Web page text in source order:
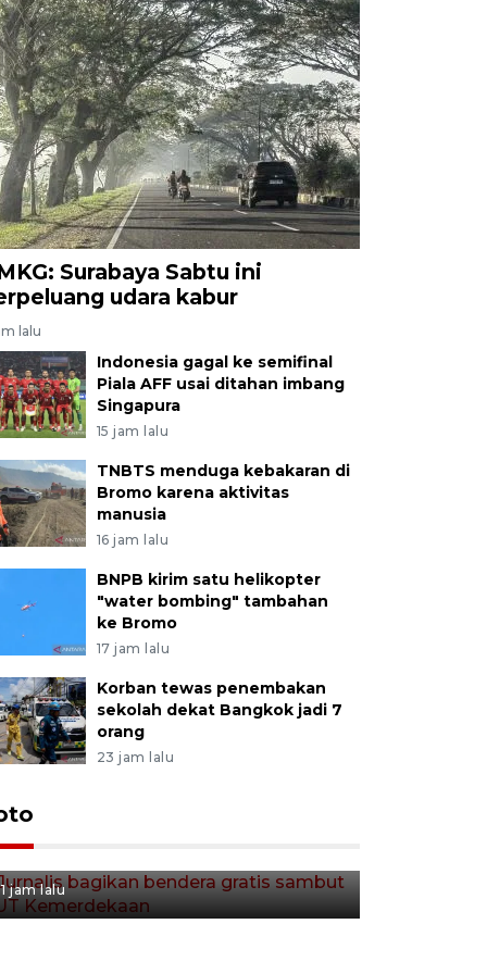
Surabaya Sabtu ini
udara kabur
lalu
Indonesia gagal ke semifinal
Piala AFF usai ditahan imbang
Singapura
15 jam lalu
TNBTS menduga kebakaran di
Bromo karena aktivitas
manusia
16 jam lalu
BNPB kirim satu helikopter
"water bombing" tambahan
ke Bromo
17 jam lalu
Korban tewas penembakan
sekolah dekat Bangkok jadi 7
orang
23 jam lalu
Jurnalis bagikan bendera
gratis sambut HUT
1 jam lalu